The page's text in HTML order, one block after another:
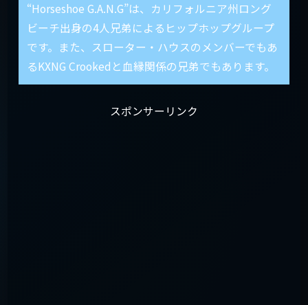
“Horseshoe G.A.N.G”は、カリフォルニア州ロング
ビーチ出身の4人兄弟によるヒップホップグループ
です。また、スローター・ハウスのメンバーでもあ
るKXNG Crookedと血縁関係の兄弟でもあります。
スポンサーリンク